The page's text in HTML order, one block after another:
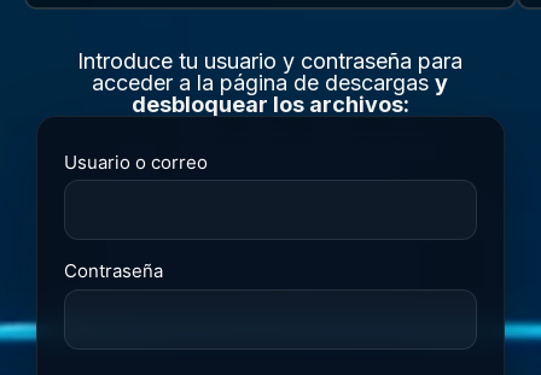
Introduce tu usuario y contraseña para
acceder a la página de descargasy
desbloquear los archivos:
Usuario o correo
Contraseña